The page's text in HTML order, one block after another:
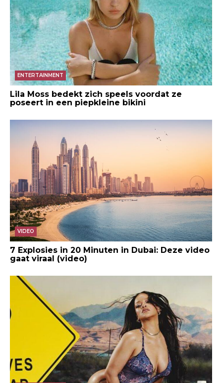
ENTERTAINMENT
Lila Moss bedekt zich speels voordat ze
poseert in een piepkleine bikini
VIDEO
7 Explosies in 20 Minuten in Dubai: Deze video
gaat viraal (video)